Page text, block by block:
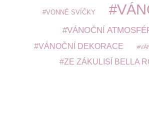
VONNÉ SVÍČKY
VÁNOČNÍ
VÁNOČNÍ DEKORACE
ZE ZÁKULISÍ BELLA